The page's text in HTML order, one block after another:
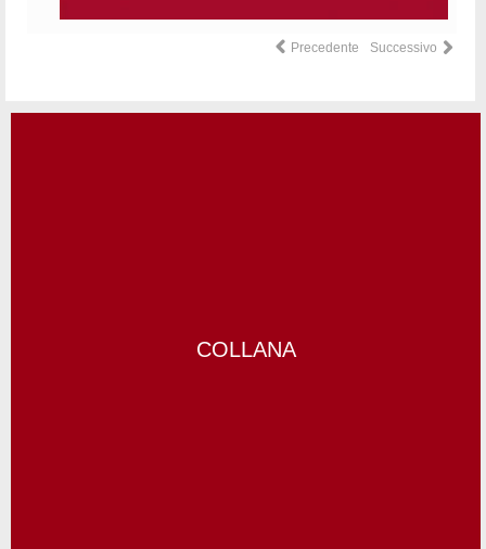
Precedente Successivo
COLLANA